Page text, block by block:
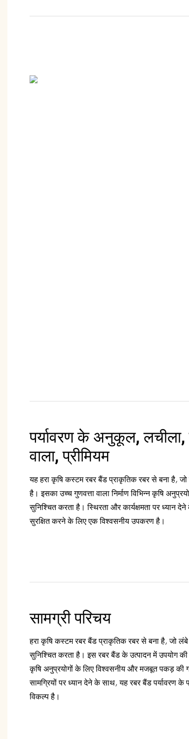
पर्यावरण के अनुकूल,
वाला, प्रीमियम
यह हरा कृषि कस्टम रबर बैंड प्राकृतिक रबर से बना है,
है। इसका उच्च गुणवत्ता वाला निर्माण विभिन्न कृषि
सुनिश्चित करता है। स्थिरता और कार्यक्षमता पर
सुरक्षित करने के लिए एक विश्वसनीय उपकरण है।
सामग्री परिचय
हरा कृषि कस्टम रबर बैंड प्राकृतिक रबर से बना है, जो
सुनिश्चित करता है। इस रबर बैंड के उत्पादन में उपयोग की
कृषि अनुप्रयोगों के लिए विश्वसनीय और मजबूत पकड़ की
सामग्रियों पर ध्यान देने के साथ, यह रबर बैंड पर्यावरण
विकल्प है।